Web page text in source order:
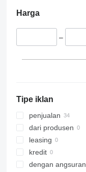
Estonia
Jerman
Harga
–
Tipe iklan
penjualan
dari produsen
leasing
kredit
dengan angsuran